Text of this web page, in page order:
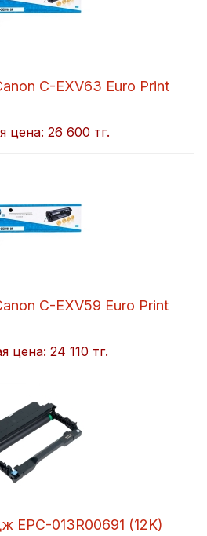
C-EXV63 Euro Print
цена: 26 600 тг.
C-EXV59 Euro Print
цена: 24 110 тг.
EPC-013R00691 (12K)